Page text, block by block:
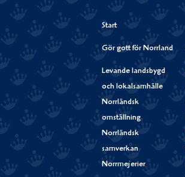
Start
Gör gott för Norrland
Levande landsbygd
och lokalsamhälle
Norrländsk
omställning
Norrländsk
samverkan
Norrmejerier